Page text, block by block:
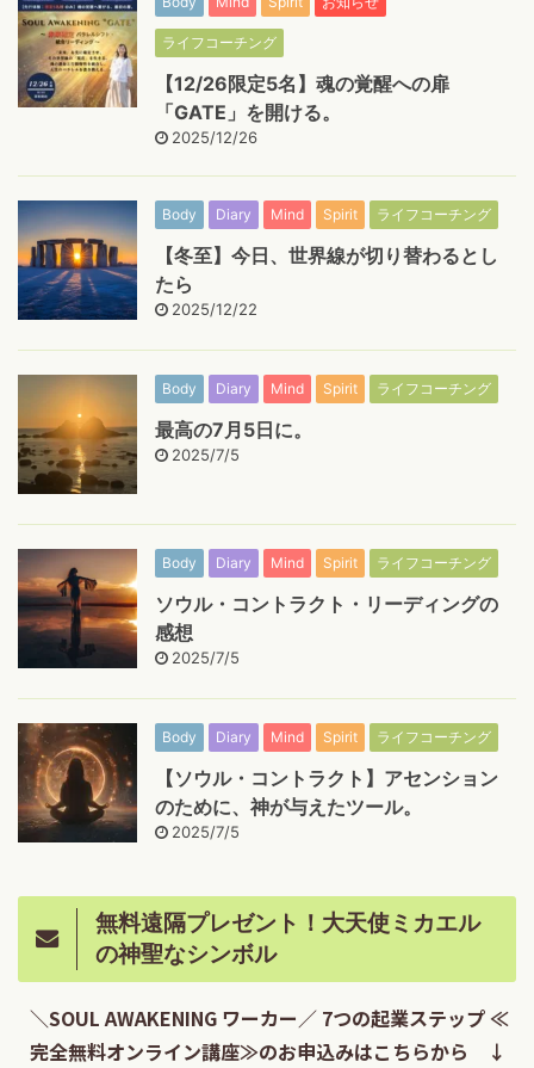
ライフコーチング
【12/26限定5名】魂の覚醒への扉
「GATE」を開ける。
2025/12/26
Body Diary Mind Spirit ライフコーチング
【冬至】今日、世界線が切り替わるとし
たら
2025/12/22
Body Diary Mind Spirit ライフコーチング
最高の7月5日に。
2025/7/5
Body Diary Mind Spirit ライフコーチング
ソウル・コントラクト・リーディングの
感想
2025/7/5
Body Diary Mind Spirit ライフコーチング
【ソウル・コントラクト】アセンション
のために、神が与えたツール。
2025/7/5
無料遠隔プレゼント！大天使ミカエル
の神聖なシンボル
＼SOUL AWAKENING ワーカー／ 7つの起業ステップ ≪
完全無料オンライン講座≫のお申込みはこちらから ↓